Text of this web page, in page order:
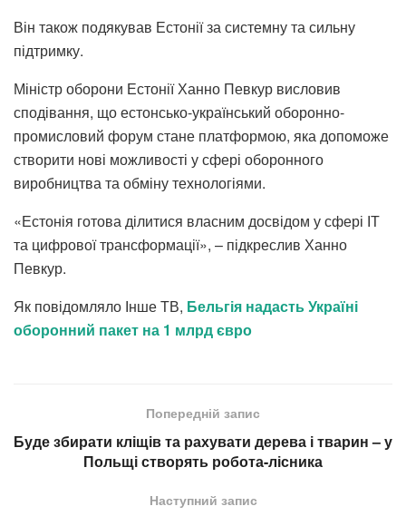
Він також подякував Естонії за системну та сильну
підтримку.
Міністр оборони Естонії Ханно Певкур висловив
сподівання, що естонсько-український оборонно-
промисловий форум стане платформою, яка допоможе
створити нові можливості у сфері оборонного
виробництва та обміну технологіями.
«Естонія готова ділитися власним досвідом у сфері ІТ
та цифрової трансформації», – підкреслив Ханно
Певкур.
Як повідомляло Інше ТВ, Бельгія надасть Україні
оборонний пакет на 1 млрд євро
Попередній запис
Буде збирати кліщів та рахувати дерева і тварин – у
Польщі створять робота-лісника
Наступний запис